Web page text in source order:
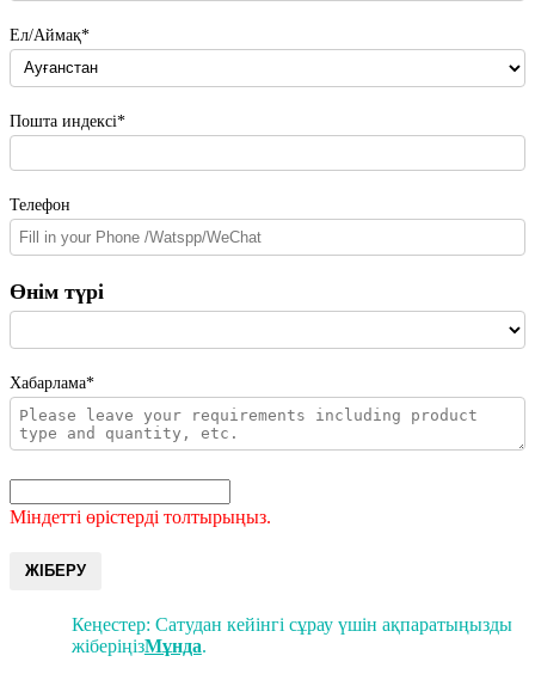
Ел/Аймақ*
Пошта индексі*
Телефон
Өнім түрі
Хабарлама*
Міндетті өрістерді толтырыңыз.
ЖІБЕРУ
Кеңестер: Сатудан кейінгі сұрау үшін ақпаратыңызды
жіберіңізМұнда.